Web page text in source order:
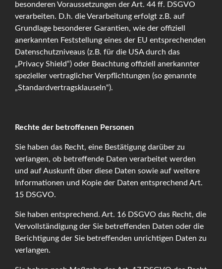
besonderen Voraussetzungen der Art. 44 ff. DSGVO
verarbeiten. D.h. die Verarbeitung erfolgt z.B. auf
Grundlage besonderer Garantien, wie der offiziell
anerkannten Feststellung eines der EU entsprechenden
Datenschutzniveaus (z.B. für die USA durch das
„Privacy Shield“) oder Beachtung offiziell anerkannter
spezieller vertraglicher Verpflichtungen (so genannte
„Standardvertragsklauseln“).
Rechte der betroffenen Personen
Sie haben das Recht, eine Bestätigung darüber zu
verlangen, ob betreffende Daten verarbeitet werden
und auf Auskunft über diese Daten sowie auf weitere
Informationen und Kopie der Daten entsprechend Art.
15 DSGVO.
Sie haben entsprechend. Art. 16 DSGVO das Recht, die
Vervollständigung der Sie betreffenden Daten oder die
Berichtigung der Sie betreffenden unrichtigen Daten zu
verlangen.